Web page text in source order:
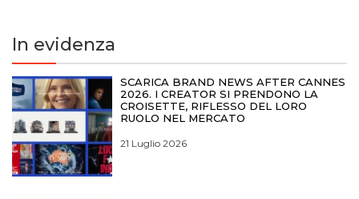
In evidenza
SCARICA BRAND NEWS AFTER CANNES
2026. I CREATOR SI PRENDONO LA
CROISETTE, RIFLESSO DEL LORO
RUOLO NEL MERCATO
21 Luglio 2026